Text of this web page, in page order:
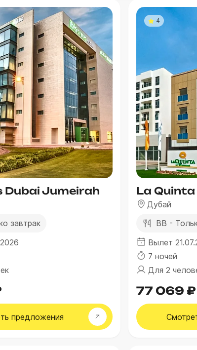
Dubai Jumeirah
завтрак
предложения
4
Дубай
BB -
Вылет
7 ночей
Для 2
77 069 ₽